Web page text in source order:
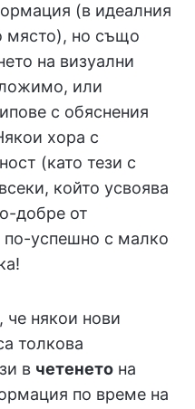
(в идеалния
място), но също
на визуални
или
с обяснения
хора с
(като тези с
който усвоява
добре от
по-успешно с малко
че някои нови
толкова
в четенето на
по време на